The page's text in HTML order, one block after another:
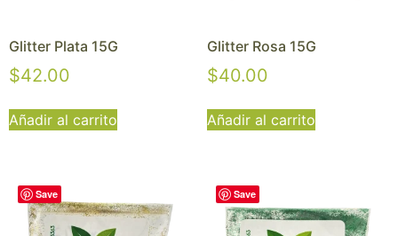
Glitter Plata 15G
$42.00
Añadir al carrito
Glitter Rosa 15G
$40.00
Añadir al carrito
Save Save